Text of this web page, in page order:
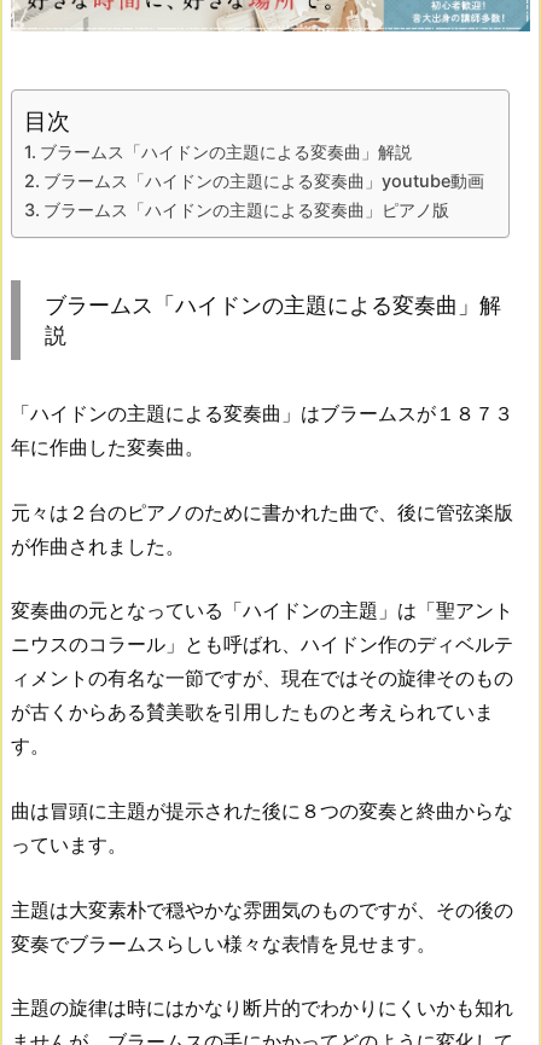
目次
ブラームス「ハイドンの主題による変奏曲」解説
ブラームス「ハイドンの主題による変奏曲」youtube動画
ブラームス「ハイドンの主題による変奏曲」ピアノ版
ブラームス「ハイドンの主題による変奏曲」解
説
「ハイドンの主題による変奏曲」はブラームスが１８７３
年に作曲した変奏曲。
元々は２台のピアノのために書かれた曲で、後に管弦楽版
が作曲されました。
変奏曲の元となっている「ハイドンの主題」は「聖アント
ニウスのコラール」とも呼ばれ、ハイドン作のディベルテ
ィメントの有名な一節ですが、現在ではその旋律そのもの
が古くからある賛美歌を引用したものと考えられていま
す。
曲は冒頭に主題が提示された後に８つの変奏と終曲からな
っています。
主題は大変素朴で穏やかな雰囲気のものですが、その後の
変奏でブラームスらしい様々な表情を見せます。
主題の旋律は時にはかなり断片的でわかりにくいかも知れ